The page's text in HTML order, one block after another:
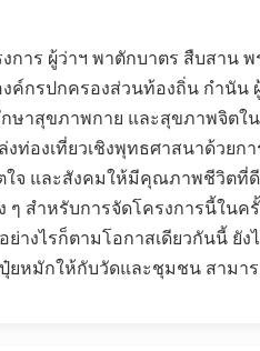
การ ผู้ว่าฯ พาตักบาตร สืบสาน
งค์กรปกครองส่วนท้องถิ่น กำนัน
ษาสุขภาพกาย และสุขภาพจิต
งท่องเที่ยวเชิงพุทธศาสนาด้วย
ใจ และสังคมให้มีคุณภาพชีวิตที่
ๆ สำหรับการจัดโครงการนี้ใน
ย่างไรก็ตามโอกาสเดียวกันนี้
ยหมักให้กับวัดและชุมชน สามาร